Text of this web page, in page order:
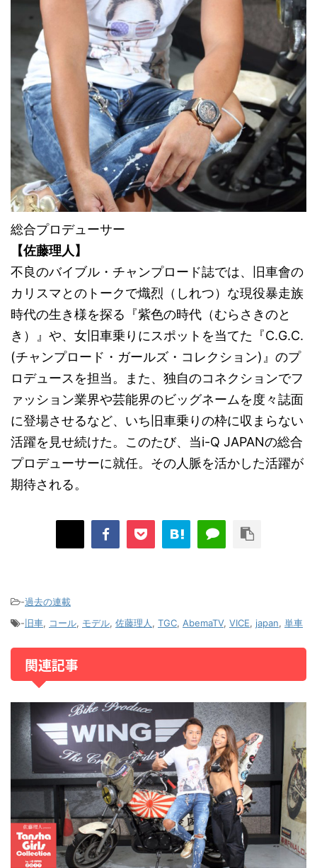
総合プロデューサー
【佐藤理人】
不良のバイブル・チャンプロード誌では、旧車會の
カリスマとのトークで熾烈（しれつ）な現役暴走族
時代の生き様を探る『紫色の時代（むらさきのと
き）』や、女旧車乗りにスポットを当てた『C.G.C.
(チャンプロード・ガールズ・コレクション)』のプ
ロデュースを担当。また、独自のコネクションでフ
ァッション業界や芸能界のビッグネームを度々誌面
に登場させるなど、いち旧車乗りの枠に収まらない
活躍を見せ続けた。このたび、当i-Q JAPANの総合
プロデューサーに就任。その人脈を活かした活躍が
期待される。
-過去の連載
-旧車, コール, モデル, 佐藤理人 , TGC, AbemaTV, VICE, japan, 単車
関連記事